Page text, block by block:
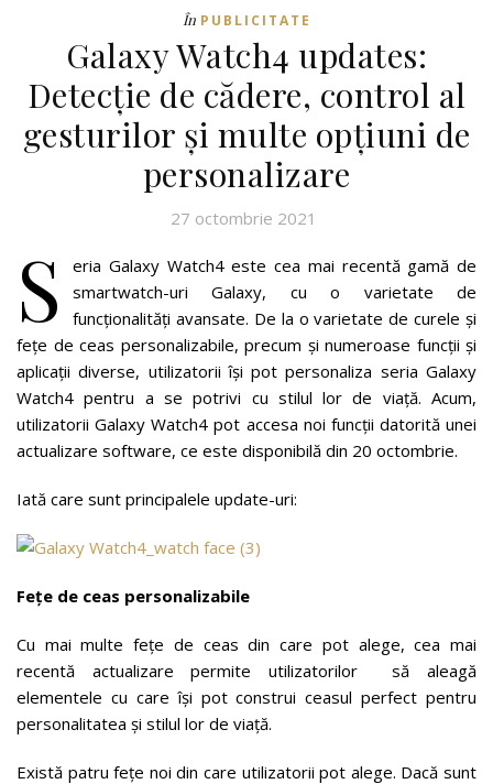
În PUBLICITATE
Galaxy Watch4 updates:
Detecție de cădere, control al
gesturilor și multe opțiuni de
personalizare
27 octombrie 2021
S
eria Galaxy Watch4 este cea mai recentă gamă de
smartwatch-uri Galaxy, cu o varietate de
funcționalități avansate. De la o varietate de curele și
fețe de ceas personalizabile, precum și numeroase funcții și
aplicații diverse, utilizatorii își pot personaliza seria Galaxy
Watch4 pentru a se potrivi cu stilul lor de viață. Acum,
utilizatorii Galaxy Watch4 pot accesa noi funcții datorită unei
actualizare software, ce este disponibilă din 20 octombrie.
Iată care sunt principalele update-uri:
Fețe de ceas personalizabile
Cu mai multe fețe de ceas din care pot alege, cea mai
recentă actualizare permite utilizatorilor să aleagă
elementele cu care își pot construi ceasul perfect pentru
personalitatea și stilul lor de viață.
Există patru fețe noi din care utilizatorii pot alege. Dacă sunt